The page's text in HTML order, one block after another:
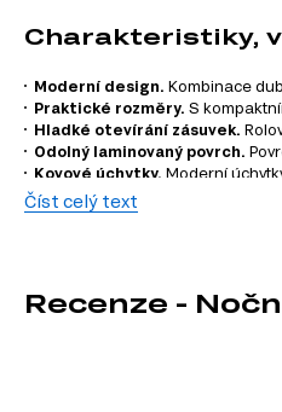
Charakteristiky,
Moderní design. Kombinace
Praktické rozměry. S
Hladké otevírání zásuvek.
Odolný laminovaný povrch.
Kovové úchytky. Moderní
Informace o sérii
kombinovat podle svých
Číst celý text
Recenze -